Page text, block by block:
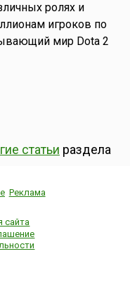
ролях и
игроков по
мир Dota 2
статьи раздела
Реклама
сайта